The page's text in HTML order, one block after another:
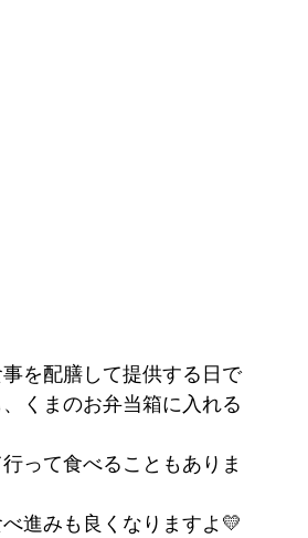
を配膳して提供する日で
くまのお弁当箱に入れる
って食べることもありま
進みも良くなりますよ💛